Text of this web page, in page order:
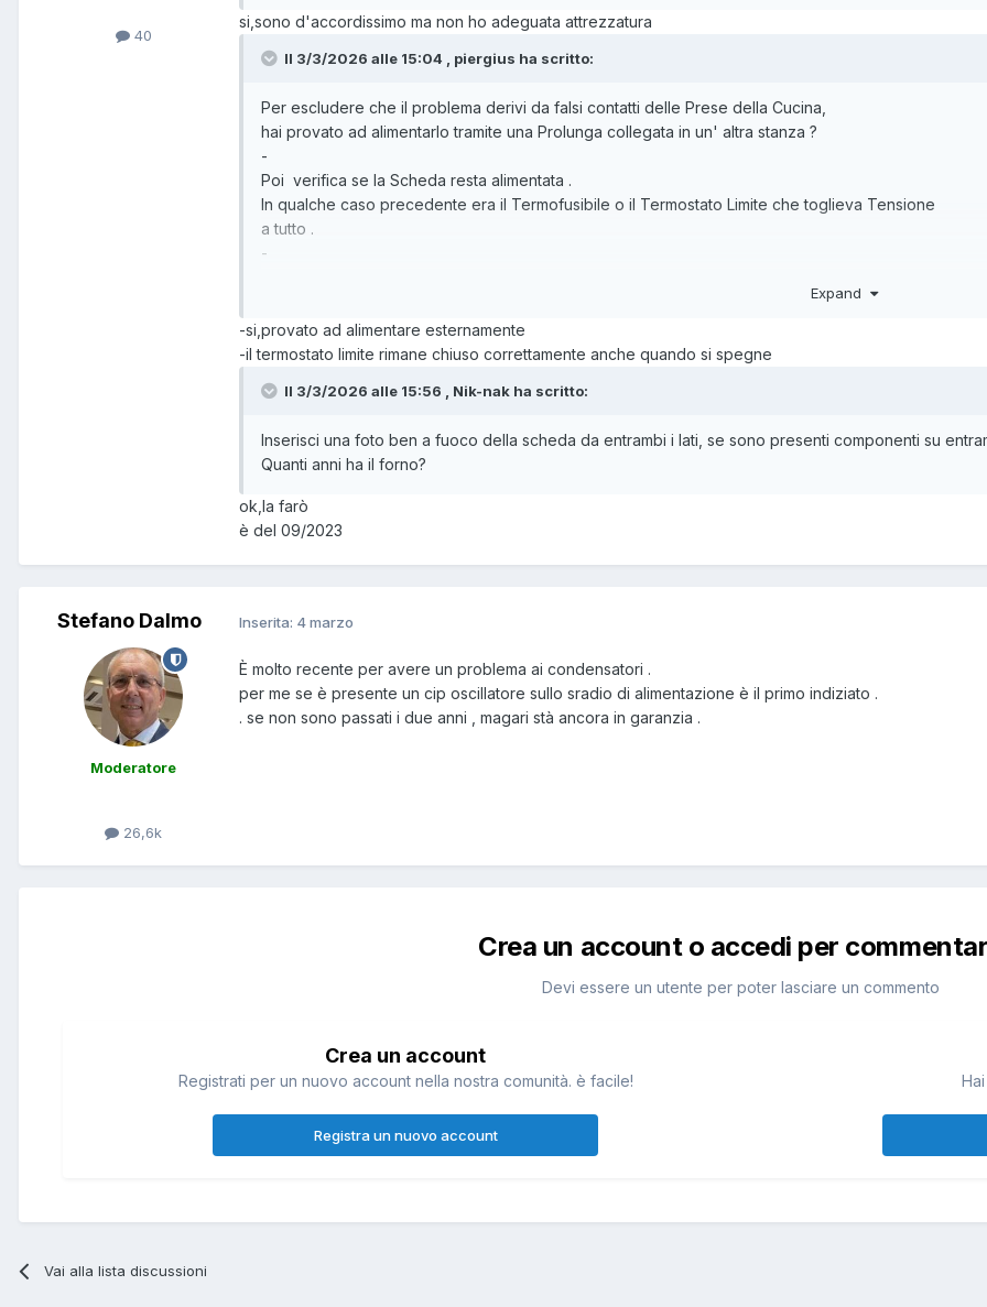
40
si,sono d'accordissimo ma non ho adeguata attrezzatura
Il 3/3/2026 alle 15:04 , piergius ha scritto:
Per escludere che il problema derivi da falsi contatti delle Prese della Cucina,
hai provato ad alimentarlo tramite una Prolunga collegata in un' altra stanza ?
-
Poi verifica se la Scheda resta alimentata .
In qualche caso precedente era il Termofusibile o il Termostato Limite che toglieva Tensione
a tutto .
-
da 1000÷2200 Ohm, attestandoli ai capi dei Condensatori Elettrolitici da 25÷50V nominali
lato saldature, e vedi se varia la loro intensità luminosa..
-
Expand
-si,provato ad alimentare esternamente
-il termostato limite rimane chiuso correttamente anche quando si spegne
Il 3/3/2026 alle 15:56 , Nik-nak ha scritto:
Inserisci una foto ben a fuoco della scheda da entrambi i lati, se sono presenti componenti su
Quanti anni ha il forno?
ok,la farò
è del 09/2023
Stefano Dalmo
Moderatore
26,6k
Inserita: 4 marzo
È molto recente per avere un problema ai condensatori .
per me se è presente un cip oscillatore sullo sradio di alimentazione è il primo indiziato .
. se non sono passati i due anni , magari stà ancora in garanzia .
Crea un account o accedi per
Devi essere un utente per poter lasciare un commento
Crea un account
Registrati per un nuovo account nella nostra comunità. è facile!
Registra un nuovo account
Vai alla lista discussioni